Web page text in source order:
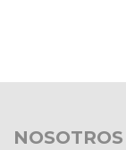
NOSOTROS